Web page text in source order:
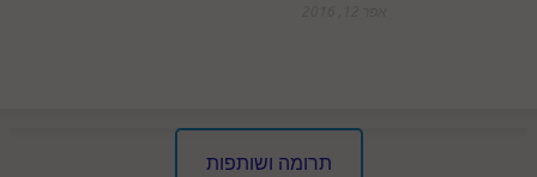
תרומה ושותפות